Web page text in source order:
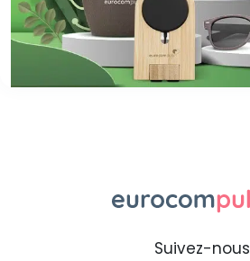
Suivez-nous